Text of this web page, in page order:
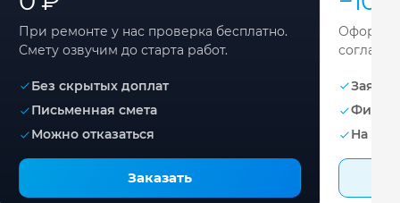
При ремонте у нас проверка бесплатно.
Смету озвучим до старта работ.
Без скрытых доплат
Письменная смета
Можно отказаться
Заказать
Заявка
На